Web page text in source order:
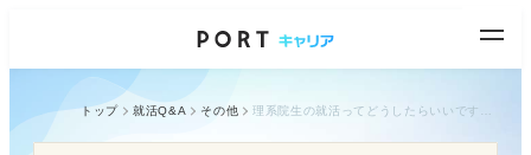
トップ 就活Q&A その他